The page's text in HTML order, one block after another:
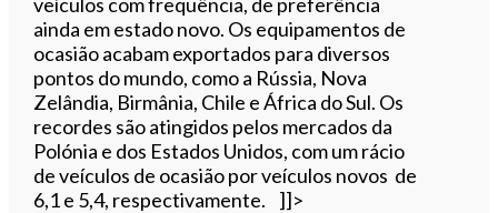
ainda em estado novo. Os equipamentos de
ocasião acabam exportados para diversos
pontos do mundo, como a Rússia, Nova
Zelândia, Birmânia, Chile e África do Sul. Os
recordes são atingidos pelos mercados da
Polónia e dos Estados Unidos, com um rácio
de veículos de ocasião por veículos novos de
6,1 e 5,4, respectivamente. ]]>